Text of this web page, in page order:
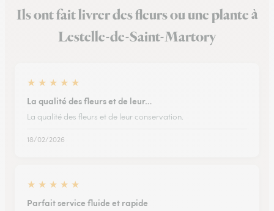
Ils ont fait livrer des fleurs ou une plante à
Lestelle-de-Saint-Martory
★ ★ ★ ★ ★
La qualité des fleurs et de leur…
La qualité des fleurs et de leur conservation.
18/02/2026
★ ★ ★ ★ ★
Parfait service fluide et rapide